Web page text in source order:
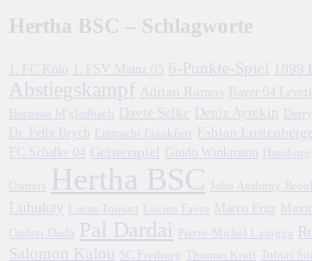
Hertha BSC – Schlagworte
1. FC Köln 1. FSV Mainz 05 6-Punkte-Spiel 1899
Abstiegskampf Adrian Ramos Bayer 04
Borussia M'gladbach Davie Selke Deniz Aytekin
Dr. Felix Brych
Fabian
FC Schalke 04 Geisterspiel Guido Winkmann
Hertha BSC
Luhukay
Marco Fritz
Pal Dardai Pierre-Michel Lasogga
Salomon Kalou SC Freiburg Tobias